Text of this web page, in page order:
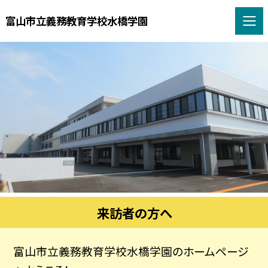
富山市立義務教育学校水橋学園
来訪者の方へ
富山市立義務教育学校水橋学園のホームページ